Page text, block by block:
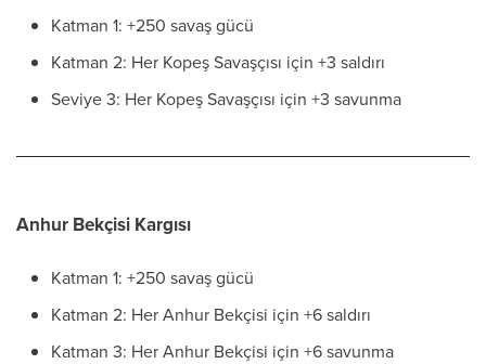
Katman 1: +250 savaş gücü
Katman 2: Her Kopeş Savaşçısı için +3 saldırı
Seviye 3: Her Kopeş Savaşçısı için +3 savunma
Anhur Bekçisi Kargısı
Katman 1: +250 savaş gücü
Katman 2: Her Anhur Bekçisi için +6 saldırı
Katman 3: Her Anhur Bekçisi için +6 savunma